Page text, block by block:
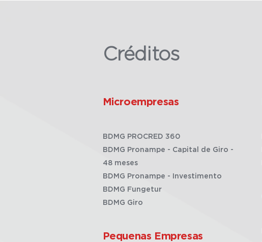
Créditos
Microempresas
BDMG PROCRED 360
BDMG Pronampe - Capital de Giro -
48 meses
BDMG Pronampe - Investimento
BDMG Fungetur
BDMG Giro
Pequenas Empresas